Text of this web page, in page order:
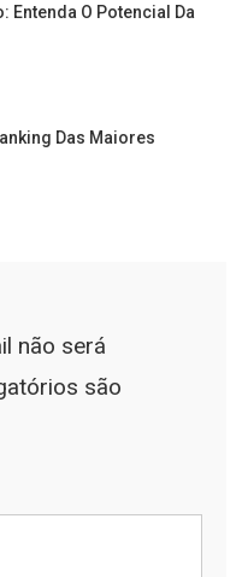
Entenda O Potencial Da
Das Maiores
não será
são